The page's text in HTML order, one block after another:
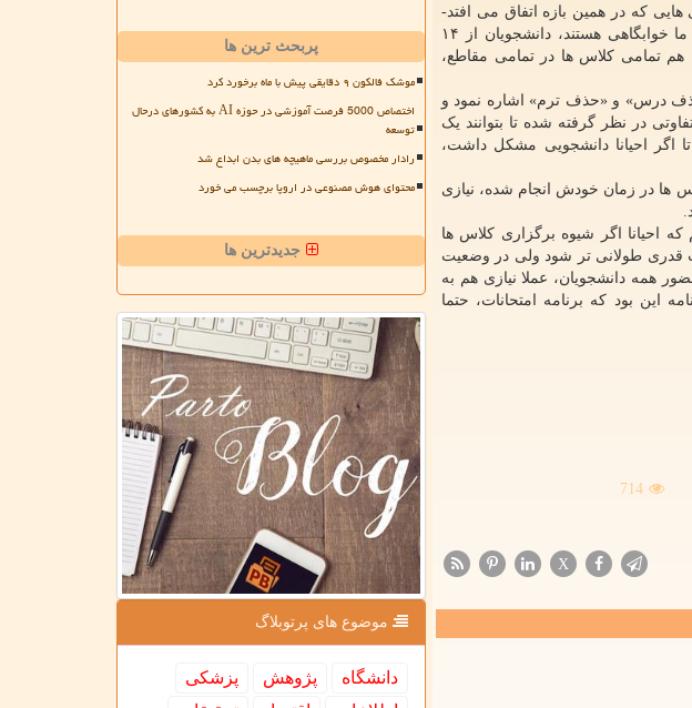
که در همین بازه اتفاق می افتد-
بتوانند در کلاس های حضوری شرکت نمایند. در این راستا با توجه به این که تعداد زیادی از دانشجویان ما خوابگاهی هستند، دانشجویان از ۱۴
های انجام شده، در خوابگاه ها مستقر شدند و از امروز شنبه ۲۰ فروردین هم تمامی کلاس ها در تمامی مقاطع،
درس» و «حذف ترم» اشاره نمود و
در نظر گرفته شده تا بتوانند یک
احیانا دانشجویی مشکل داشت،
ها در زمان خودش انجام شده، نیازی
احیانا اگر شیوه برگزاری کلاس ها
قدری طولانی تر شود ولی در وضعیت
همه دانشجویان، عملا نیازی هم به
این بود که برنامه امتحانات، حتما
714
X
پربحث ترین ها
موشک فالکون ۹ دقایقی پیش با ماه برخورد کرد
اختصاص 5000 فرصت آموزشی در حوزه AI به کشورهای درحال
توسعه
رادار مخصوص بررسی ماهیچه های بدن ابداع شد
محتوای هوش مصنوعی در اروپا برچسب می خورد
جدیدترین ها
موضوع های پرتوبلاگ
دانشگاه پژوهش
پزشكی